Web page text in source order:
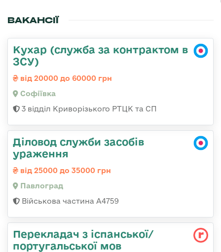
ВАКАНСІЇ
Кухар (служба за контрактом в
ЗСУ)
від 20000 до 60000 грн
Софіївка
3 відділ Криворізького РТЦК та СП
Діловод служби засобів
ураження
від 25000 до 35000 грн
Павлоград
Військова частина А4759
Перекладач з іспанської/
португальської мов